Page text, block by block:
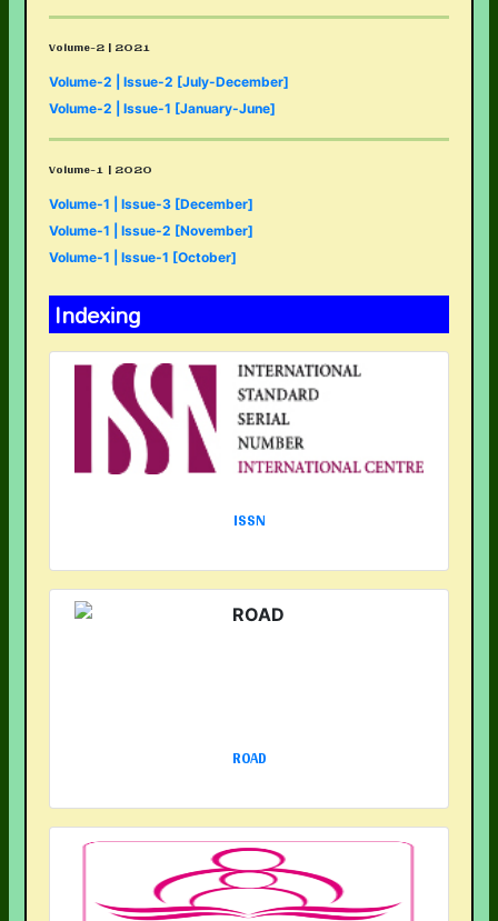
Volume-2 | 2021
Volume-2 | Issue-2 [July-December]
Volume-2 | Issue-1 [January-June]
Volume-1 | 2020
Volume-1 | Issue-3 [December]
Volume-1 | Issue-2 [November]
Volume-1 | Issue-1 [October]
Indexing
ISSN
ROAD